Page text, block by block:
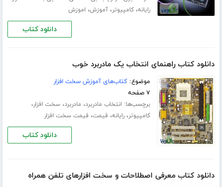
رایانه،کامپیوتر،آموزش، اموزش
دانلود کتاب
دانلود کتاب راهنمای انتخاب یک مادربرد خوب
موضوع:کتاب‌های آموزش سخت افزار
۷ صفحه
برچسب‌ها: انتخاب مادربرد، مادربرد، سخت افزار،
کامپیوتر،رایانه، قیمت، قیمت سخت افزار
دانلود کتاب
دانلود کتاب معرفی اصطلاحات و سخت افزارهای تلفن همراه